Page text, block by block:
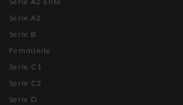
Serie A2
Serie B
Femminile
Serie C1
Serie C2
Serie D